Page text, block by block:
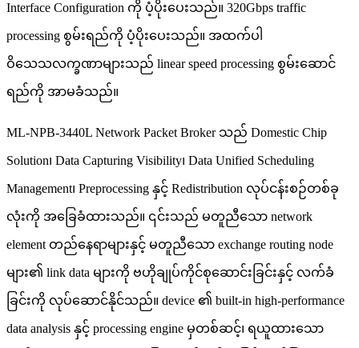
Interface Configuration ကို ပံ့ပိုးပေးသည်။ 320Gbps traffic
processing စွမ်းရည်ကို ပံ့ပိုးပေးသည်။ အထက်ပါ
ဝိသေသလက္ခဏာများသည် linear speed processing စွမ်းဆောင်
ရည်ကို အာမခံသည်။
ML-NPB-3440L Network Packet Broker သည် Domestic Chip
Solution၊ Data Capturing Visibility၊ Data Unified Scheduling
Management၊ Preprocessing နှင့် Redistribution လုပ်ငန်းစဉ်တစ်ခု
လုံးကို အခြေခံထားသည်။ ၎င်းသည် မတူညီသော network
element တည်နေရာများနှင့် မတူညီသော exchange routing node
များ၏ link data များကို ဗဟိုချုပ်ကိုင်စုဆောင်းခြင်းနှင့် လက်ခံ
ခြင်းကို လုပ်ဆောင်နိုင်သည်။ device ၏ built-in high-performance
data analysis နှင့် processing engine မှတစ်ဆင့်၊ ရယူထားသော